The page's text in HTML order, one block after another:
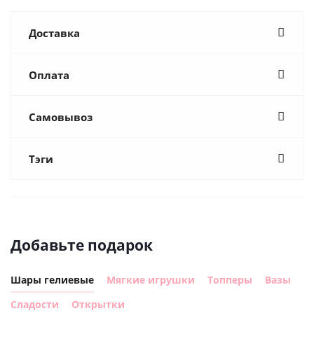
Доставка
Оплата
Самовывоз
Тэги
Добавьте подарок
Шары гелиевые Мягкие игрушки Топперы
Вазы
Сладости
Открытки